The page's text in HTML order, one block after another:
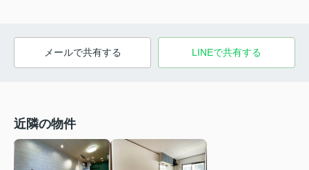
メールで共有する LINEで共有する
近隣の物件